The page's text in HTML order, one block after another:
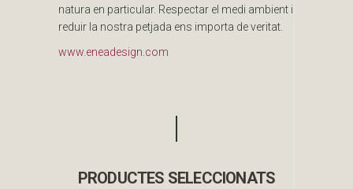
natura en particular. Respectar el medi ambient i
reduir la nostra petjada ens importa de veritat.
www.eneadesign.com
PRODUCTES SELECCIONATS